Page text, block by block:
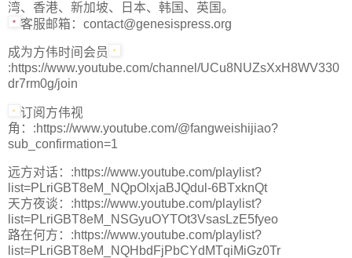
湾、香港、新加坡、日本、韩国、英国。
客服邮箱：contact@genesispress.org
成为方伟时间会员
:https://www.youtube.com/channel/UCu8NUZsXxH8WV330
dr7rm0g/join
订阅方伟视
角：:https://www.youtube.com/@fangweishijiao?
sub_confirmation=1
远方对话：:https://www.youtube.com/playlist?
list=PLriGBT8eM_NQpOlxjaBJQdul-6BTxknQt
天方夜谈：:https://www.youtube.com/playlist?
list=PLriGBT8eM_NSGyuOYTOt3VsasLzE5fyeo
路在何方：:https://www.youtube.com/playlist?
list=PLriGBT8eM_NQHbdFjPbCYdMTqiMiGz0Tr